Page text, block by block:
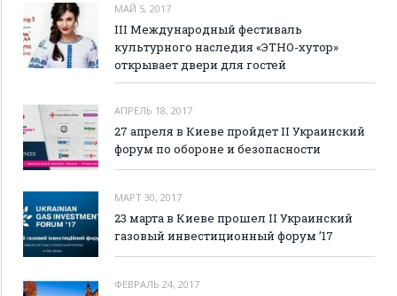
МАЙ 5, 2017
III Международный фестиваль
культурного наследия «ЭТНО-хутор»
открывает двери для гостей
АПРЕЛЬ 18, 2017
27 апреля в Киеве пройдет II Украинский
форум по обороне и безопасности
МАРТ 30, 2017
23 марта в Киеве прошел II Украинский
газовый инвестиционный форум ’17
ФЕВРАЛЬ 24, 2017